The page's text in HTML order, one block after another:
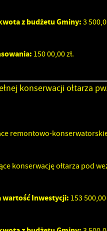
z budżetu Gminy:3
150 00,00 zł.
konserwacji ołtarza
remontowo-
konserwację ołtarza pod
wartość Inwestycji: 153 500,00
wszystkie. W dowolnym
umożliwiają Ci komfortowe